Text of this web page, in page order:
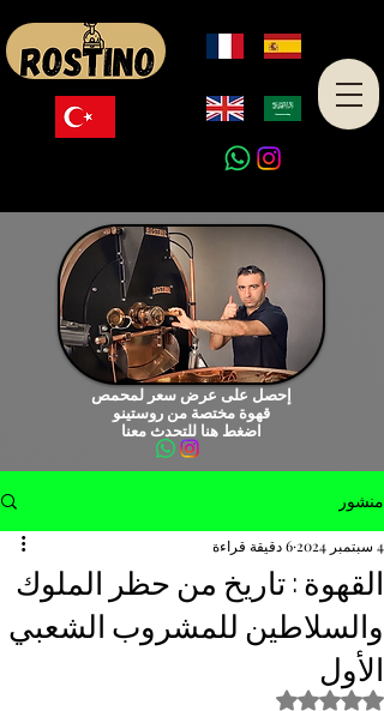
إحصل على عرض سعر لمحمص
قهوة مختصة من روستينو
اضغط هنا للتحدث معنا
منشور
القهوة : تاريخ من حظر الملوك
والسلاطين للمشروب الشعبي
الأول
4 سبتمبر 2024 6 دقيقة قراءة
تم التقييم بـ ليس رقمًا من أصل 5 نجوم.